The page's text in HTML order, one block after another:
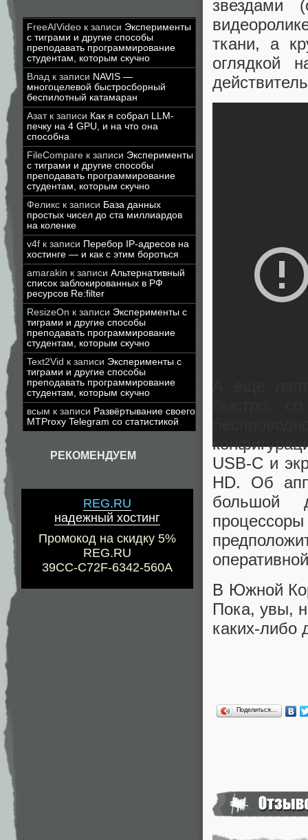
FreeAIVideo к записи Эксперименты
с тиграми и другие способы
преподавать программирование
студентам, которым скучно
Влад к записи NAVIS —
многоцелевой быстросборный
беспилотный катамаран
Азатк записи Как я собрал LLM-
печку на 4 GPU, и на что она
способна
FileCompare к записи Эксперименты
с тиграми и другие способы
преподавать программирование
студентам, которым скучно
Феликс к записи База данных
простых чисел до ста миллиардов
на коленке
v4f к записи Перебор IP-адресов на
хостинге — и как с этим бороться
amarakin к записи Альтернативный
список заблокированных в РФ
ресурсов Re:filter
ResizeOn к записи Эксперименты с
тиграми и другие способы
преподавать программирование
студентам, которым скучно
Text2Vid к записи Эксперименты с
тиграми и другие способы
преподавать программирование
студентам, которым скучно
всым к записи Развёртывание своего
MTProxy Telegram со статистикой
РЕКОМЕНДУЕМ
REG.RU
надежный хостинг
Промокод на скидку 5%
REG.RU
39CC-C72F-6342-560A
звездами
ткани, а
оглядкой
USB-C и
HD. Об
большой
В Южной
Пока, увы,
каких-либо
Поделиться…